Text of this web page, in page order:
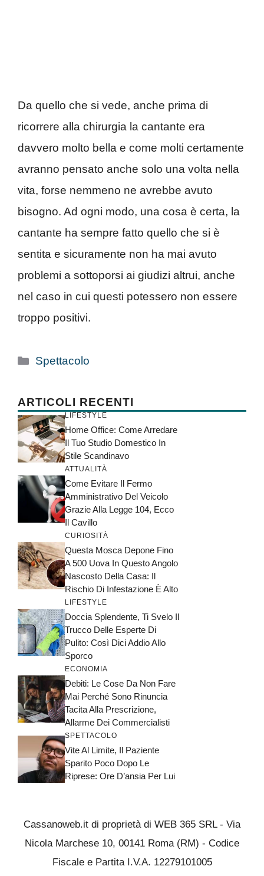
Da quello che si vede, anche prima di
ricorrere alla chirurgia la cantante era
davvero molto bella e come molti certamente
avranno pensato anche solo una volta nella
vita, forse nemmeno ne avrebbe avuto
bisogno. Ad ogni modo, una cosa è certa, la
cantante ha sempre fatto quello che si è
sentita e sicuramente non ha mai avuto
problemi a sottoporsi ai giudizi altrui, anche
nel caso in cui questi potessero non essere
troppo positivi.
Categorie
Spettacolo
ARTICOLI RECENTI
LIFESTYLE
Home Office: Come Arredare
Il Tuo Studio Domestico In
Stile Scandinavo
ATTUALITÀ
Come Evitare Il Fermo
Amministrativo Del Veicolo
Grazie Alla Legge 104, Ecco
Il Cavillo
CURIOSITÀ
Questa Mosca Depone Fino
A 500 Uova In Questo Angolo
Nascosto Della Casa: Il
Rischio Di Infestazione È Alto
LIFESTYLE
Doccia Splendente, Ti Svelo Il
Trucco Delle Esperte Di
Pulito: Così Dici Addio Allo
Sporco
ECONOMIA
Debiti: Le Cose Da Non Fare
Mai Perché Sono Rinuncia
Tacita Alla Prescrizione,
Allarme Dei Commercialisti
SPETTACOLO
Vite Al Limite, Il Paziente
Sparito Poco Dopo Le
Riprese: Ore D’ansia Per Lui
Cassanoweb.it di proprietà di WEB 365 SRL - Via
Nicola Marchese 10, 00141 Roma (RM) - Codice
Fiscale e Partita I.V.A. 12279101005